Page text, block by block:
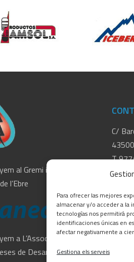
Para ofrecer las mejores
almacenar y/o acceder a la
tecnologías nos permitirá
identificaciones únicas en
afectar negativamente a
Gestiona els serveis
al Gremi instal·ladors
l’Ebre
a L’Associació
de Desamiantat
C/
43500
T